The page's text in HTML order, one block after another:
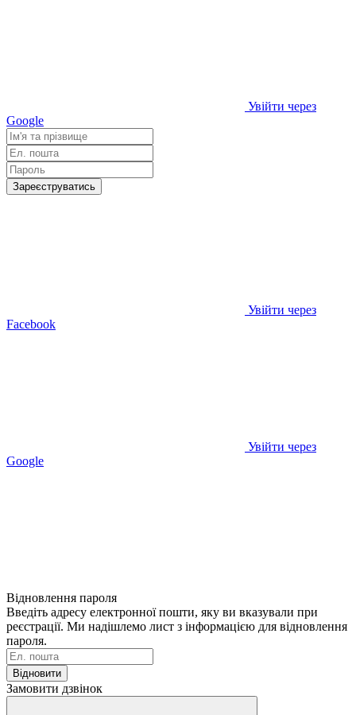
Увійти через
Google
Зареєструватись
Увійти через
Facebook
Увійти через
Google
Відновлення пароля
Введіть адресу електронної пошти, яку ви вказували при
реєстрації. Ми надішлемо лист з інформацією для відновлення
пароля.
Відновити
Замовити дзвінок